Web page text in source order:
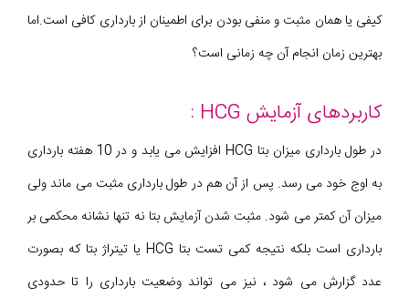
کیفی یا همان مثبت و منفی بودن برای اطمینان از بارداری کافی است.اما
بهترین زمان انجام آن چه زمانی است؟
کاربردهای آزمایش HCG :
در طول بارداری میزان بتا HCG افزایش می یابد و در 10 هفته بارداری
به اوج خود می رسد. پس از آن هم در طول بارداری مثبت می ماند ولی
میزان آن کمتر می شود. مثبت شدن آزمایش بتا نه تنها نشانه محکمی بر
بارداری است بلکه نتیجه کمی تست بتا HCG یا تیتراژ بتا که بصورت
عدد گزارش می شود ، نیز می تواند وضعیت بارداری را تا حدودی